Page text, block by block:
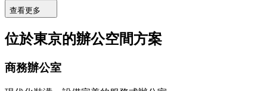
查看更多
位於東京的辦公空間方案
商務辦公室